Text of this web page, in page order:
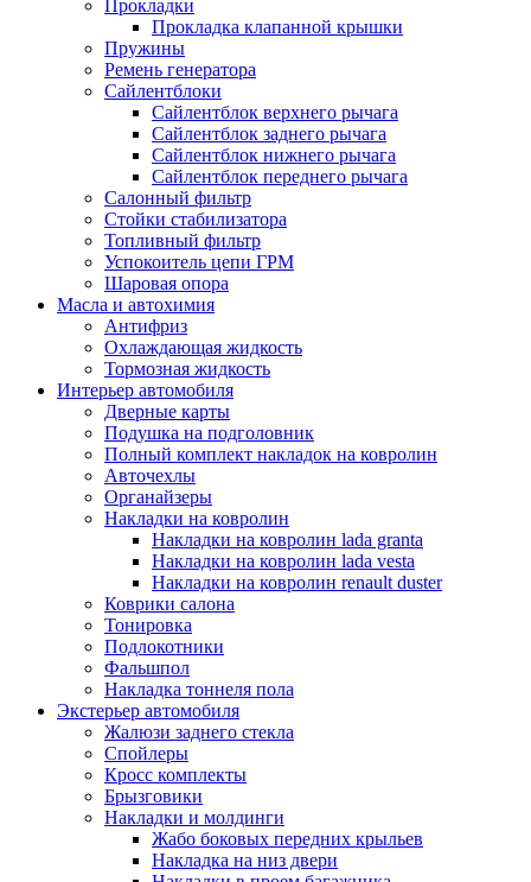
Прокладки
Прокладка клапанной крышки
Пружины
Ремень генератора
Сайлентблоки
Сайлентблок верхнего рычага
Сайлентблок заднего рычага
Сайлентблок нижнего рычага
Сайлентблок переднего рычага
Салонный фильтр
Стойки стабилизатора
Топливный фильтр
Успокоитель цепи ГРМ
Шаровая опора
Масла и автохимия
Антифриз
Охлаждающая жидкость
Тормозная жидкость
Интерьер автомобиля
Дверные карты
Подушка на подголовник
Полный комплект накладок на ковролин
Авточехлы
Органайзеры
Накладки на ковролин
Накладки на ковролин lada granta
Накладки на ковролин lada vesta
Накладки на ковролин renault duster
Коврики салона
Тонировка
Подлокотники
Фальшпол
Накладка тоннеля пола
Экстерьер автомобиля
Жалюзи заднего стекла
Спойлеры
Кросс комплекты
Брызговики
Накладки и молдинги
Жабо боковых передних крыльев
Накладка на низ двери